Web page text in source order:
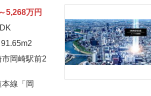
5,268万円
91.65m2
岡崎駅前2
本線「岡